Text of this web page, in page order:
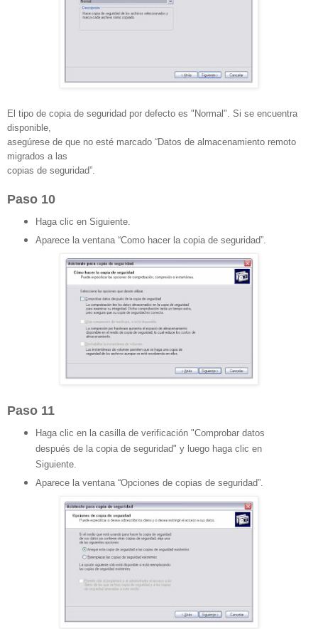
El tipo de copia de seguridad por defecto es "Normal". Si se encuentra
disponible,
asegúrese de que no esté marcado “Datos de almacenamiento remoto
migrados a las
copias de seguridad”.
Paso 10
Haga clic en Siguiente.
Aparece la ventana “Como hacer la copia de seguridad”.
Paso 11
Haga clic en la casilla de verificación "Comprobar datos
después de la copia de seguridad" y luego haga clic en
Siguiente.
Aparece la ventana “Opciones de copias de seguridad”.